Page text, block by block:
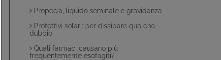
Propecia, liquido seminale e gravidanza
Protettivi solari: per dissipare qualche
dubbio
Quali farmaci causano più
frequentemente esofagiti?